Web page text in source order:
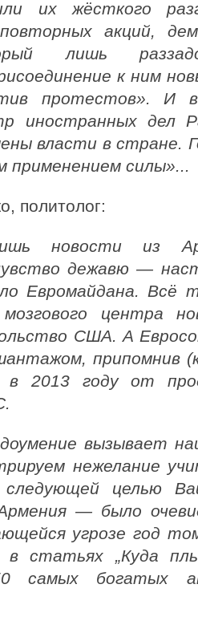
их жёсткого
повторных акций,
лишь
к ним
протестов». И
иностранных дел
власти в стране.
применением силы»...
политолог:
новости из
дежавю —
Евромайдана. Всё
центра
США. А
припомнив
в 2013 году от
вызывает
нежелание
целью
— было
угрозе год
в статьях „Куда
самых богатых